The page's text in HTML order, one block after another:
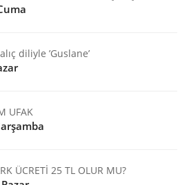
diliyle ’Guslane’
UFAK
ÜCRETİ 25 TL OLUR MU?